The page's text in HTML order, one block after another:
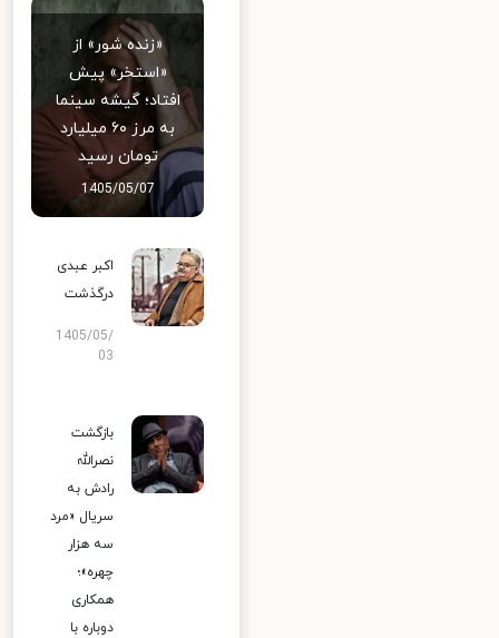
«زنده شور» از
«استخر» پیش
افتاد؛ گیشه سینما
به مرز ۶۰ میلیارد
تومان رسید
1405/05/07
اکبر عبدی
درگذشت
1405/05/
03
بازگشت
نصرالله
رادش به
سریال «مرد
سه هزار
چهره»؛
همکاری
دوباره با